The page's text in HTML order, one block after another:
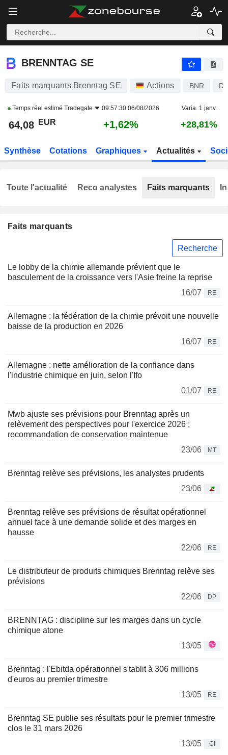
BRENNTAG SE
BRENNTAG SE
Faits marquants Brenntag SE Actions BNR
Temps réel estimé Tradegate 09:57:30 06/08/2026 Varia. 1 janv.
64,08 EUR +1,62% +28,81%
Synthèse Cotations Graphiques Actualités
Faits marquants
Recherche
Le lobby de la chimie allemande prévient que le
basculement de la croissance vers l'Asie freine la reprise
16/07
RE
Allemagne : la fédération de la chimie prévoit une nouvelle
baisse de la production en 2026
16/07
RE
Allemagne : nette amélioration de la confiance dans
l'industrie chimique en juin, selon l'Ifo
01/07
RE
Mwb ajuste ses prévisions pour Brenntag après un
relèvement des perspectives pour l'exercice 2026 ;
recommandation de conservation maintenue
23/06
MT
Brenntag relève ses prévisions, les analystes prudents
23/06
Brenntag relève ses prévisions de résultat opérationnel
annuel face à une demande solide et des marges en
hausse
22/06
RE
Le distributeur de produits chimiques Brenntag relève ses
prévisions
22/06
DP
BRENNTAG : discipline sur les marges dans un cycle
chimique atone
13/05
Brenntag : l'Ebitda opérationnel s'tablit à 306 millions
d'euros au premier trimestre
13/05
RE
Brenntag SE publie ses résultats pour le premier trimestre
clos le 31 mars 2026
13/05
CI
Toute l'actualité Reco analystes Faits marquants